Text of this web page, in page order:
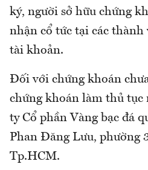
ký, người sở hữu chứng
nhận cổ tức tại các
tài khoản.
Đối với chứng khoán
chứng khoán làm thủ tục
ty Cổ phần Vàng bạc đá
Phan Đăng Lưu, phường
Tp.HCM.